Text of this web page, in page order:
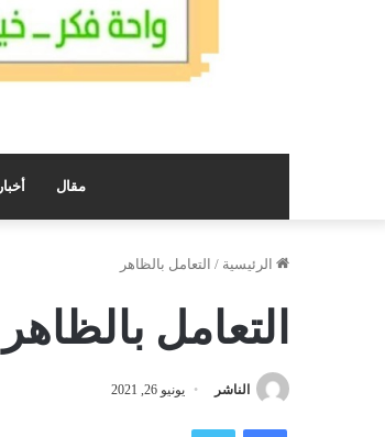
مقال أخبار
الرئيسية / التعامل بالظاهر
التعامل بالظاهر
الناشر يونيو 26, 2021
فيسبوك تويتر